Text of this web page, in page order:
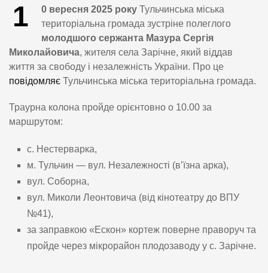
1 0 вересня 2025 року Тульчинська міська
територіальна громада зустріне полеглого
молодшого сержанта Мазура Сергія
Миколайовича, жителя села Зарічне, який віддав
життя за свободу і незалежність України. Про це
повідомляє Тульчинська міська територіальна громада.
Траурна колона пройде орієнтовно о 10.00 за
маршрутом:
с. Нестерварка,
м. Тульчин — вул. Незалежності (в’їзна арка),
вул. Соборна,
вул. Миколи Леонтовича (від кінотеатру до ВПУ
№41),
за заправкою «Ескон» кортеж поверне праворуч та
пройде через мікрорайон плодозаводу у с. Зарічне.